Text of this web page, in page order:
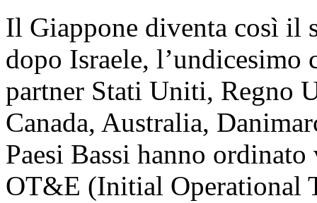
Il Giappone diventa così il
dopo Israele, l’undicesimo
partner Stati Uniti, Regno
Canada, Australia,
Paesi Bassi hanno
OT&E (Initial Operational